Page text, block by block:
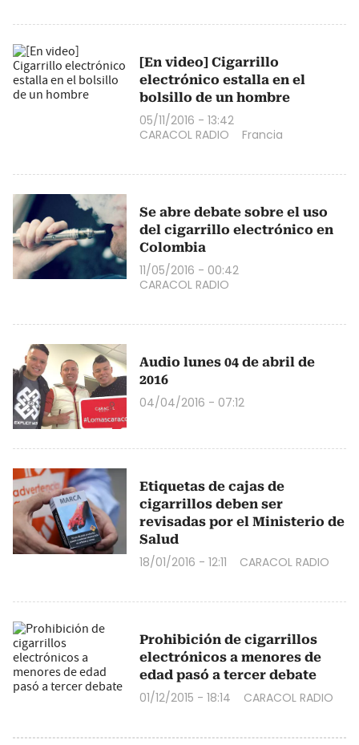
[En video] Cigarrillo
electrónico estalla en el
bolsillo de un hombre
05/11/2016 - 13:42
CARACOL RADIO
Francia
Se abre debate sobre el uso
del cigarrillo electrónico en
Colombia
11/05/2016 - 00:42
CARACOL RADIO
Audio lunes 04 de abril de
2016
04/04/2016 - 07:12
Etiquetas de cajas de
cigarrillos deben ser
revisadas por el Ministerio de
Salud
18/01/2016 - 12:11 CARACOL RADIO
Prohibición de cigarrillos
electrónicos a menores de
edad pasó a tercer debate
01/12/2015 - 18:14 CARACOL RADIO